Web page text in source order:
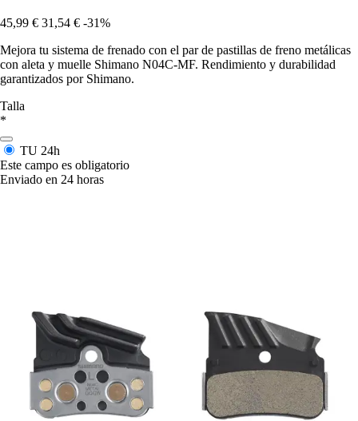
45,99 € 31,54 € -31%
Mejora tu sistema de frenado con el par de pastillas de freno metálicas
con aleta y muelle Shimano N04C-MF. Rendimiento y durabilidad
garantizados por Shimano.
Talla
*
TU 24h
Este campo es obligatorio
Enviado en 24 horas